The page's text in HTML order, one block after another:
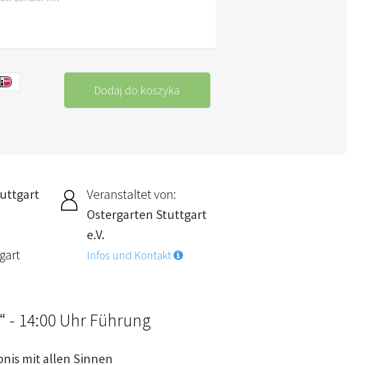
Dodaj do koszyka
Veranstaltet von:
Ostergarten Stuttgart
e.V.
Infos und Kontakt
- 14:00 Uhr Führung
mit allen Sinnen